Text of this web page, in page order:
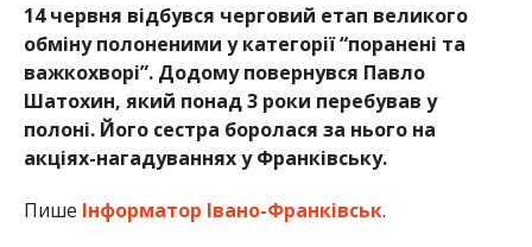
14 червня відбувся черговий етап великого
обміну полоненими у категорії “поранені та
важкохворі”. Додому повернувся Павло
Шатохин, який понад 3 роки перебував у
полоні. Його сестра боролася за нього на
акціях-нагадуваннях у Франківську.
Пише Інформатор Івано-Франківськ.